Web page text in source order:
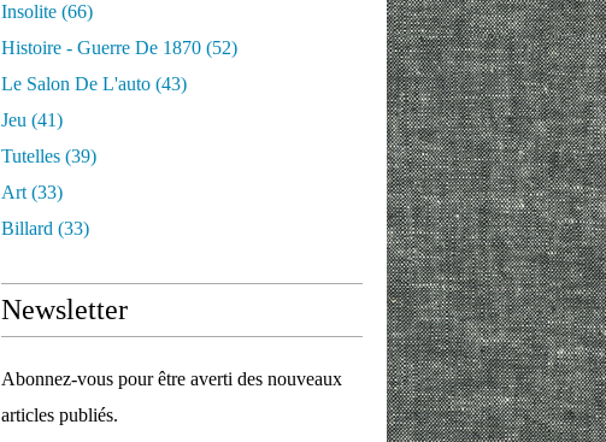
Insolite (66)
Histoire - Guerre De 1870 (52)
Le Salon De L'auto (43)
Jeu (41)
Tutelles (39)
Art (33)
Billard (33)
Newsletter
Abonnez-vous pour être averti des nouveaux
articles publiés.